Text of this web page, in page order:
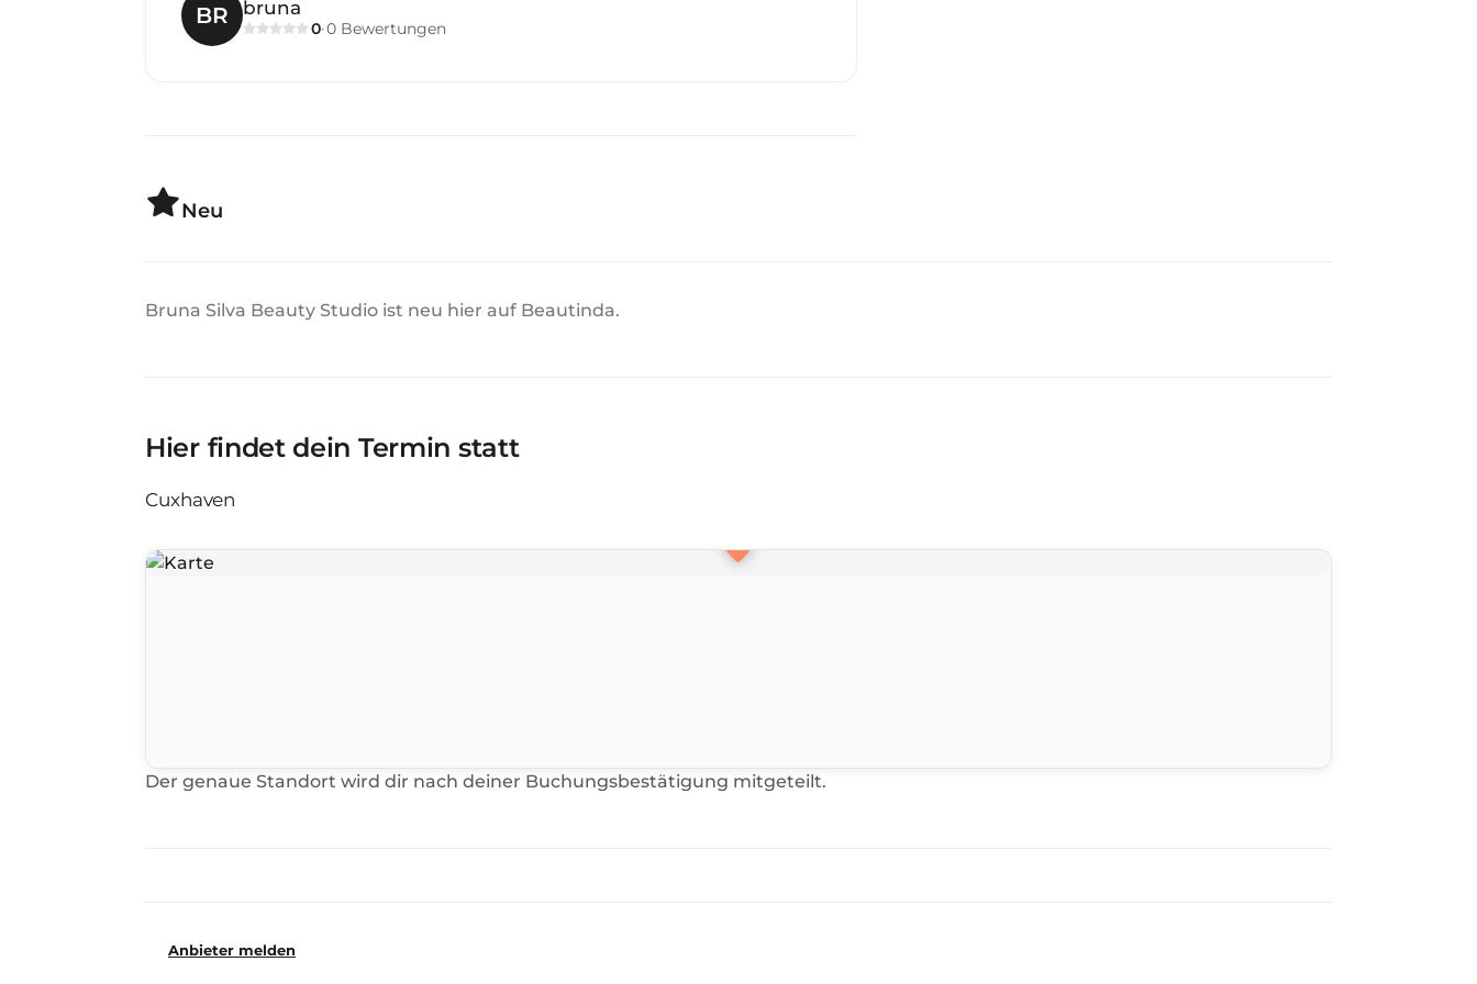
BR bruna
0·0 Bewertungen
Neu
Bruna Silva Beauty Studio ist neu hier auf Beautinda.
Hier findet dein Termin statt
Cuxhaven
Der genaue Standort wird dir nach deiner Buchungsbestätigung mitgeteilt.
Anbieter melden